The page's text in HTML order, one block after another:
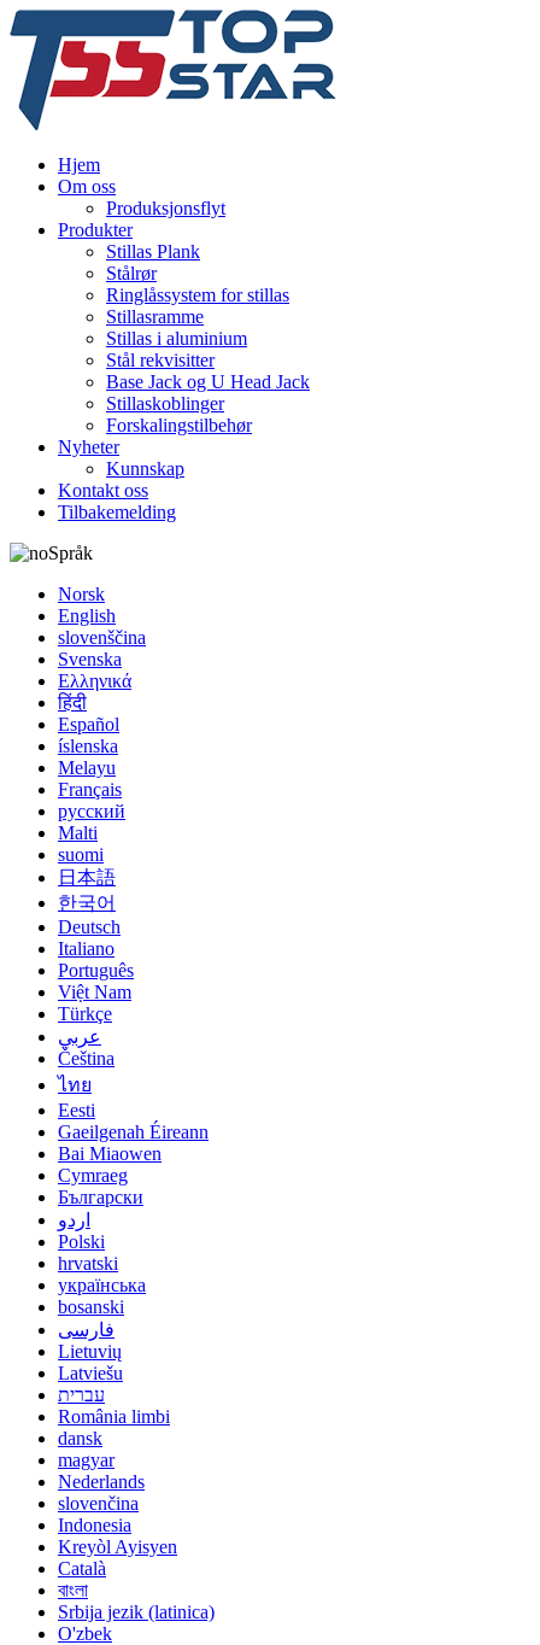
Hjem
Om oss
Produksjonsflyt
Produkter
Stillas Plank
Stålrør
Ringlåssystem for stillas
Stillasramme
Stillas i aluminium
Stål rekvisitter
Base Jack og U Head Jack
Stillaskoblinger
Forskalingstilbehør
Nyheter
Kunnskap
Kontakt oss
Tilbakemelding
Språk
Norsk
English
slovenščina
Svenska
Ελληνικά
हिंदी
Español
íslenska
Melayu
Français
русский
Malti
suomi
日本語
한국어
Deutsch
Italiano
Português
Việt Nam
Türkçe
عربي
Čeština
ไทย
Eesti
Gaeilgenah Éireann
Bai Miaowen
Cymraeg
Български
اردو
Polski
hrvatski
українська
bosanski
فارسی
Lietuvių
Latviešu
עברית
România limbi
dansk
magyar
Nederlands
slovenčina
Indonesia
Kreyòl Ayisyen
Català
বাংলা
Srbija jezik (latinica)
O'zbek